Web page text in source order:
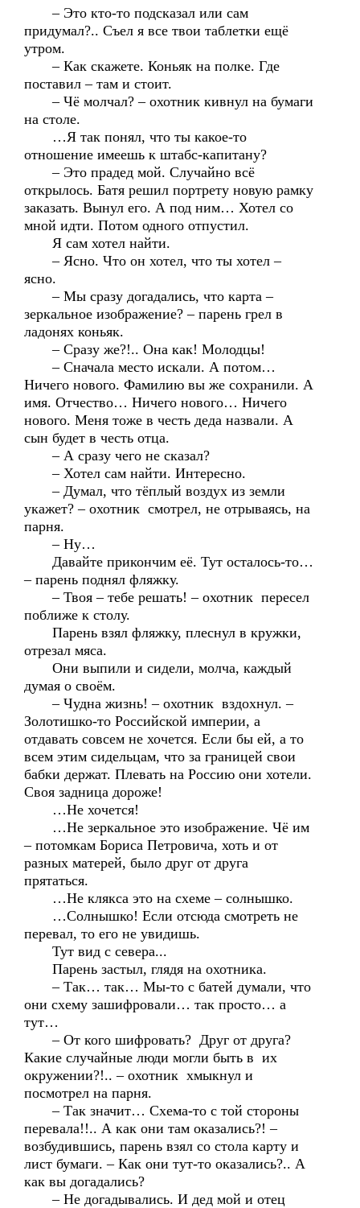
– Это кто-то подсказал или сам
придумал?.. Съел я все твои таблетки ещё
утром.
– Как скажете. Коньяк на полке. Где
поставил – там и стоит.
– Чё молчал? – охотник кивнул на бумаги
на столе.
…Я так понял, что ты какое-то
отношение имеешь к штабс-капитану?
– Это прадед мой. Случайно всё
открылось. Батя решил портрету новую рамку
заказать. Вынул его. А под ним… Хотел со
мной идти. Потом одного отпустил.
Я сам хотел найти.
– Ясно. Что он хотел, что ты хотел –
ясно.
– Мы сразу догадались, что карта –
зеркальное изображение? – парень грел в
ладонях коньяк.
– Сразу же?!.. Она как! Молодцы!
– Сначала место искали. А потом…
Ничего нового. Фамилию вы же сохранили. А
имя. Отчество… Ничего нового… Ничего
нового. Меня тоже в честь деда назвали. А
сын будет в честь отца.
– А сразу чего не сказал?
– Хотел сам найти. Интересно.
– Думал, что тёплый воздух из земли
укажет? – охотник смотрел, не отрываясь, на
парня.
– Ну…
Давайте прикончим её. Тут осталось-то…
– парень поднял фляжку.
– Твоя – тебе решать! – охотник пересел
поближе к столу.
Парень взял фляжку, плеснул в кружки,
отрезал мяса.
Они выпили и сидели, молча, каждый
думая о своём.
– Чудна жизнь! – охотник вздохнул. –
Золотишко-то Российской империи, а
отдавать совсем не хочется. Если бы ей, а то
всем этим сидельцам, что за границей свои
бабки держат. Плевать на Россию они хотели.
Своя задница дороже!
…Не хочется!
…Не зеркальное это изображение. Чё им
– потомкам Бориса Петровича, хоть и от
разных матерей, было друг от друга
прятаться.
…Не клякса это на схеме – солнышко.
…Солнышко! Если отсюда смотреть не
перевал, то его не увидишь.
Тут вид с севера...
Парень застыл, глядя на охотника.
– Так… так… Мы-то с батей думали, что
они схему зашифровали… так просто… а
тут…
– От кого шифровать? Друг от друга?
Какие случайные люди могли быть в их
окружении?!.. – охотник хмыкнул и
посмотрел на парня.
– Так значит… Схема-то с той стороны
перевала!!.. А как они там оказались?! –
возбудившись, парень взял со стола карту и
лист бумаги. – Как они тут-то оказались?.. А
как вы догадались?
– Не догадывались. И дед мой и отец